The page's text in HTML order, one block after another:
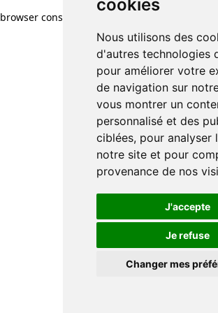
cookies
Nous utilisons des
d'autres technologies
pour améliorer votre
de navigation sur
vous montrer un
personnalisé et des
ciblées, pour analyser
notre site et pour
provenance de nos
J'accepte
Je refuse
Changer mes
cookies
Nous utilisons des
d'autres technologies
pour améliorer votre
de navigation sur
vous montrer un
personnalisé et des
ciblées, pour analyser
notre site et pour
provenance de nos
J'accepte
Je refuse
Changer mes
browser console for more information)